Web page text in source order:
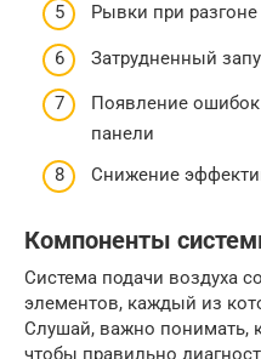
Рывки при разгоне
Затрудненный
Появление ошибок
панели
Снижение
Компоненты
Система подачи воздуха
элементов, каждый из
Слушай, важно понимать,
чтобы правильно